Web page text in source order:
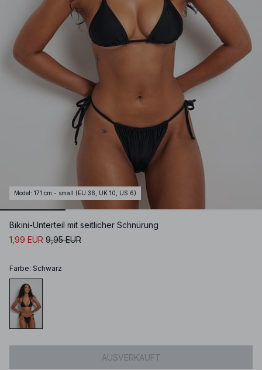
Model : 171 cm - small (EU 36, UK 10, US 6)
Bikini-Unterteil mit seitlicher Schnürung
1,99 EUR 9,95 EUR
Farbe: Schwarz
AUSVERKAUFT